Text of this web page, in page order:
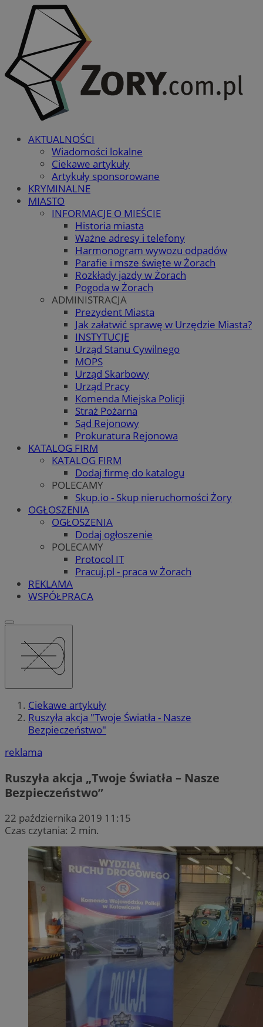
AKTUALNOŚCI
Wiadomości lokalne
Ciekawe artykuły
Artykuły sponsorowane
KRYMINALNE
MIASTO
INFORMACJE O MIEŚCIE
Historia miasta
Ważne adresy i telefony
Harmonogram wywozu odpadów
Parafie i msze święte w Żorach
Rozkłady jazdy w Żorach
Pogoda w Żorach
ADMINISTRACJA
Prezydent Miasta
Jak załatwić sprawę w Urzędzie Miasta?
INSTYTUCJE
Urząd Stanu Cywilnego
MOPS
Urząd Skarbowy
Urząd Pracy
Komenda Miejska Policji
Straż Pożarna
Sąd Rejonowy
Prokuratura Rejonowa
KATALOG FIRM
KATALOG FIRM
Dodaj firmę do katalogu
POLECAMY
Skup.io - Skup nieruchomości Żory
OGŁOSZENIA
OGŁOSZENIA
Dodaj ogłoszenie
POLECAMY
Protocol IT
Pracuj.pl - praca w Żorach
REKLAMA
WSPÓŁPRACA
Ciekawe artykuły
Ruszyła akcja "Twoje Światła - Nasze
Bezpieczeństwo"
reklama
Ruszyła akcja „Twoje Światła – Nasze
Bezpieczeństwo”
22 października 2019 11:15
Czas czytania: 2 min.